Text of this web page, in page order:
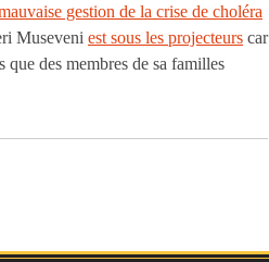
gestion de la crise de choléra
Museveni est sous les projecteurs car
des membres de sa familles